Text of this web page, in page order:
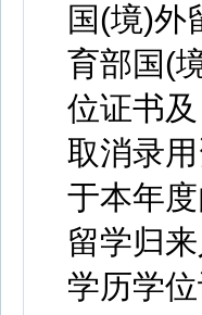
国(境)外
育部国(
位证书
取消录
于本年
留学归
学历学